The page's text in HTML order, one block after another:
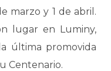
marzo y 1 de abril.
lugar en Luminy,
última promovida
Centenario.